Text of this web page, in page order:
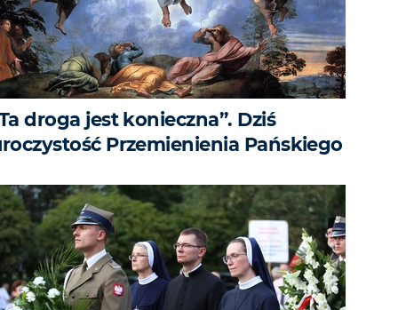
droga jest konieczna”. Dziś
Przemienienia Pańskiego